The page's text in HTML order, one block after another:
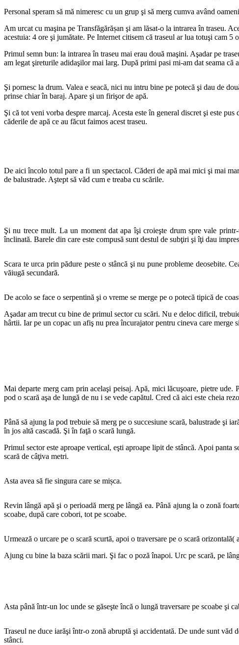
Personal speram să mă nimeresc cu un grup şi să merg cumva având
Am urcat cu maşina pe Transfăgărășan şi am lăsat-o la intrarea în traseu.
acestuia: 4 ore şi jumătate. Pe Internet citisem că traseul ar lua totuşi cam
Primul semn bun: la intrarea în traseu mai erau două maşini. Aşadar pe
am legat şireturile adidaşilor mai larg. După primi pasi mi-am dat seama că
Şi pornesc la drum. Valea e seacă, nici nu intru bine pe potecă şi dau de
prinse chiar în baraj. Apare şi un firişor de apă.
Şi că tot veni vorba despre marcaj. Acesta este în general discret şi este
căderile de apă ce au făcut faimos acest traseu.
De aici încolo totul pare a fi un spectacol. Căderi de apă mai mici şi mai
de balustrade. Aştept să văd cum e treaba cu scările.
Şi nu trece mult. La un moment dat apa îşi croieşte drum spre vale
înclinată. Barele din care este compusă sunt destul de subţiri şi îţi dau
Scara te urca prin pădure peste o stâncă şi nu pune probleme deosebite.
văiugă secundară.
De acolo se face o serpentină şi o vreme se merge pe o potecă tipică de
Aşadar am trecut cu bine de primul sector cu scări. Nu e deloc dificil,
hârtii. Iar pe un copac un afiş nu prea încurajator pentru cineva care
Mai departe merg cam prin acelaşi peisaj. Apă, mici lăcuşoare, pietre ude.
pod o scară aşa de lungă de nu i se vede capătul. Cred că aici este cheia
Până să ajung la pod trebuie să merg pe o succesiune scară, balustrade şi
în jos altă cascadă. Şi în faţă o scară lungă.
Primul sector este aproape vertical, eşti aproape lipit de stâncă. Apoi
scară de câţiva metri.
Asta avea să fie singura care se mișca.
Revin lângă apă şi o perioadă merg pe lângă ea. Până ajung la o zonă
scoabe, după care cobori, tot pe scoabe.
Urmează o urcare pe o scară scurtă, apoi o traversare pe o scară
Ajung cu bine la baza scării mari. Şi fac o poză înapoi. Urc pe scară, pe
Asta până într-un loc unde se găseşte încă o lungă traversare pe scoabe
Traseul ne duce iarăşi într-o zonă abruptă şi accidentată. De unde sunt văd
stânci.